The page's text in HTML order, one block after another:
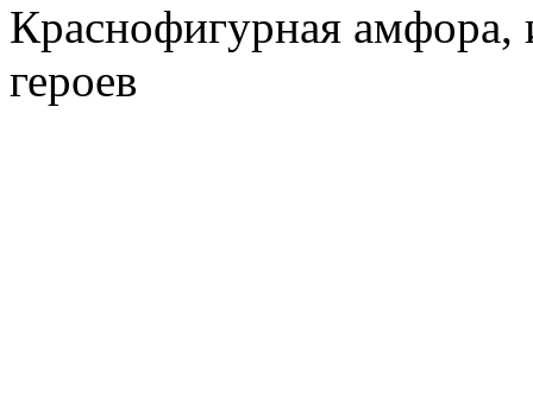
Краснофигурная
героев